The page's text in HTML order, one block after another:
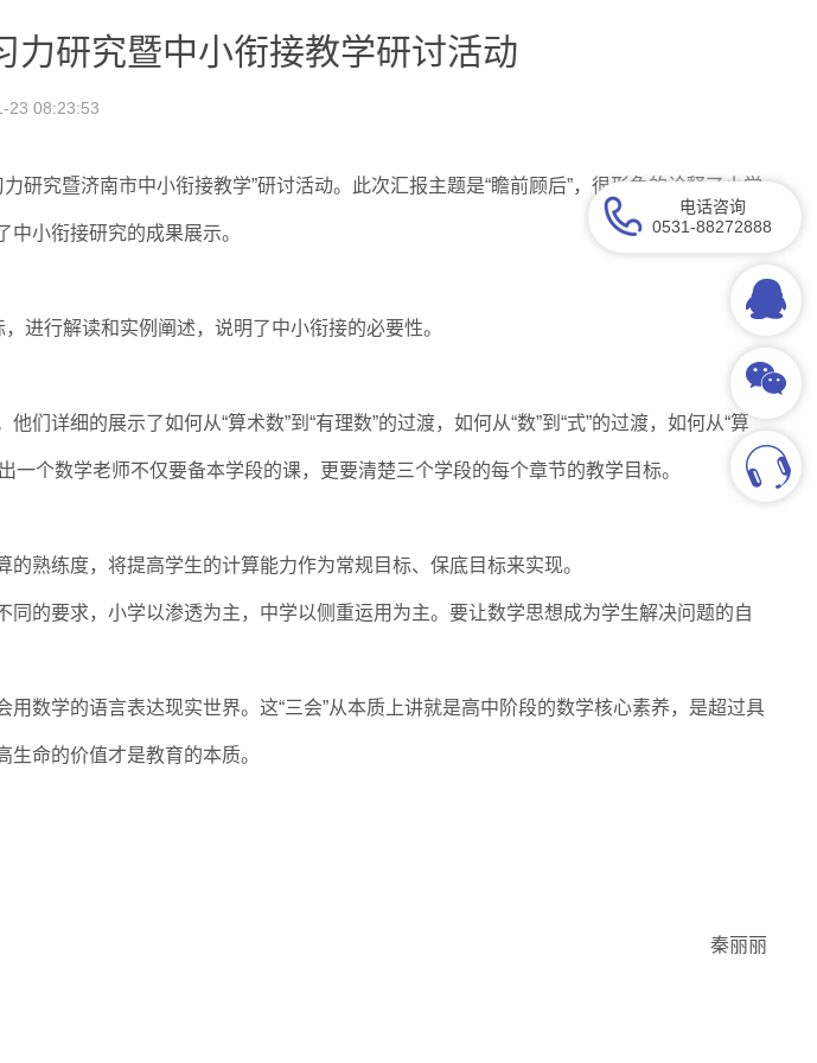
力研究暨中小衔接教学研讨活动
23 08:23:53
究暨济南市中小衔接教学”研讨活动。此次汇报主题是“瞻前顾后”，很形象的诠释了小学
小衔接研究的成果展示。
进行解读和实例阐述，说明了中小衔接的必要性。
详细的展示了如何从“算术数”到“有理数”的过渡，如何从“数”到“式”的过渡，如何从“算
一个数学老师不仅要备本学段的课，更要清楚三个学段的每个章节的教学目标。
熟练度，将提高学生的计算能力作为常规目标、保底目标来实现。
的要求，小学以渗透为主，中学以侧重运用为主。要让数学思想成为学生解决问题的自
数学的语言表达现实世界。这“三会”从本质上讲就是高中阶段的数学核心素养，是超过具
命的价值才是教育的本质。
秦丽丽
电话咨询
0531-88272888